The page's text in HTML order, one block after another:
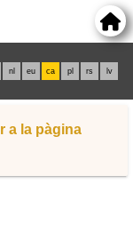
nl eu ca pl rs lv
a la pàgina